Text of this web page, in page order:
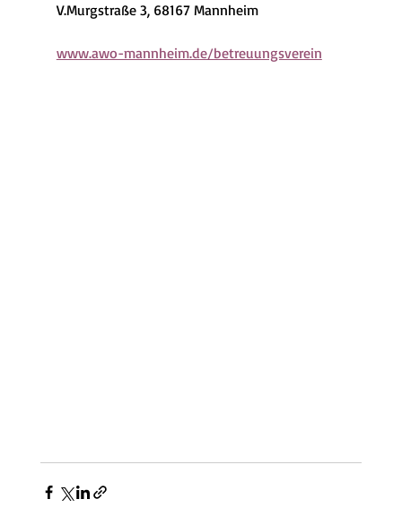
V.Murgstraße 3, 68167 Mannheim
www.awo-mannheim.de/betreuungsverein